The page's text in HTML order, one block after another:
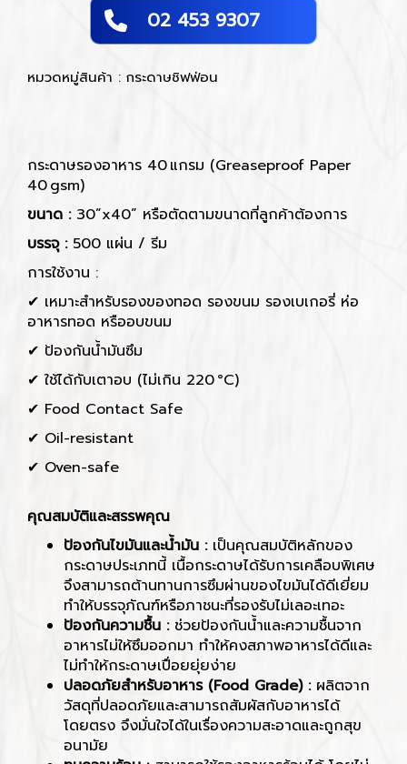
02 453 9307
หมวดหมู่สินค้า : กระดาษชิฟฟ่อน
กระดาษรองอาหาร 40 แกรม (Greaseproof Paper
40 gsm)
ขนาด :30”x40” หรือตัดตามขนาดที่ลูกค้าต้องการ
บรรจุ :500 แผ่น / รีม
การใช้งาน :
✔ เหมาะสำหรับรองของทอด รองขนม รองเบเกอรี่ ห่อ
อาหารทอด หรืออบขนม
✔ ป้องกันน้ำมันซึม
✔ ใช้ได้กับเตาอบ (ไม่เกิน 220 °C)
✔ Food Contact Safe
✔ Oil-resistant
✔ Oven-safe
คุณสมบัติและสรรพคุณ
ป้องกันไขมันและน้ำมัน :เป็นคุณสมบัติหลักของ
กระดาษประเภทนี้ เนื้อกระดาษได้รับการเคลือบพิเศษ
จึงสามารถต้านทานการซึมผ่านของไขมันได้ดีเยี่ยม
ทำให้บรรจุภัณฑ์หรือภาชนะที่รองรับไม่เลอะเทอะ
ป้องกันความชื้น :ช่วยป้องกันน้ำและความชื้นจาก
อาหารไม่ให้ซึมออกมา ทำให้คงสภาพอาหารได้ดีและ
ไม่ทำให้กระดาษเปื่อยยุ่ยง่าย
ปลอดภัยสำหรับอาหาร (Food Grade) :ผลิตจาก
วัสดุที่ปลอดภัยและสามารถสัมผัสกับอาหารได้
โดยตรง จึงมั่นใจได้ในเรื่องความสะอาดและถูกสุข
อนามัย